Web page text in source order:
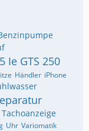
Ie GTS 250
Händler iPhone
Tachoanzeige
Uhr Variomatik